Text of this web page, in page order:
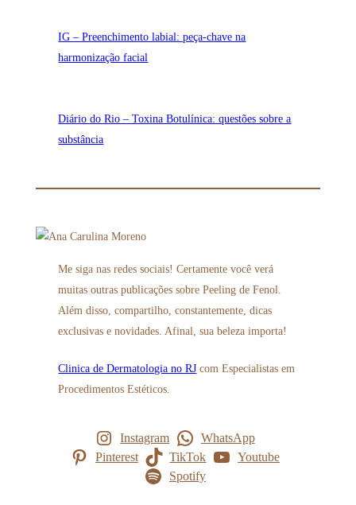
IG – Preenchimento labial: peça-chave na
harmonização facial
Diário do Rio – Toxina Botulínica: questões sobre a
substância
Me siga nas redes sociais! Certamente você verá
muitas outras publicações sobre Peeling de Fenol.
Além disso, compartilho, constantemente, dicas
exclusivas e novidades. Afinal, sua beleza importa!
Clinica de Dermatologia no RJ com Especialistas em
Procedimentos Estéticos.
Instagram
WhatsApp
Pinterest
TikTok
Youtube
Spotify